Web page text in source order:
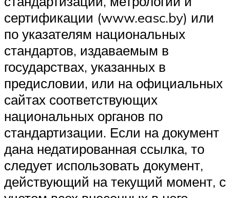
сертификации (www.easc.by) или
по указателям национальных
стандартов, издаваемым в
государствах, указанных в
предисловии, или на официальных
сайтах соответствующих
национальных органов по
стандартизации. Если на документ
дана недатированная ссылка, то
следует использовать документ,
действующий на текущий момент, с